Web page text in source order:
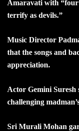
Amaravati with
terrify as devils.”
Music Director
that the songs and
appreciation.
Actor Gemini Suresh
challenging
Sri Murali Mohan